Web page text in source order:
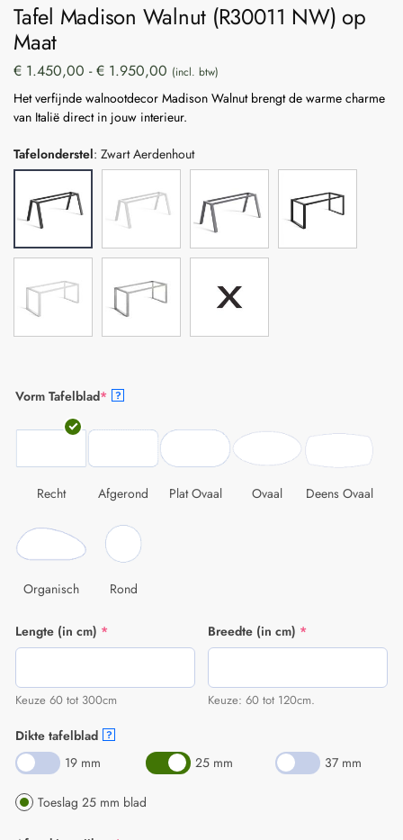
Tafel Madison Walnut (R30011 NW) op
Maat
€ 1.450,00 - € 1.950,00 (incl. btw)
Het verfijnde walnootdecor Madison Walnut brengt de warme charme
van Italië direct in jouw interieur.
Tafelonderstel: Zwart Aerdenhout
Vorm Tafelblad* ?
Recht Afgerond Plat Ovaal Ovaal Deens Ovaal
Organisch Rond
Lengte (in cm) *
Keuze 60 tot 300cm
Breedte (in cm) *
Keuze: 60 tot 120cm.
Dikte tafelblad ?
19 mm 25 mm 37 mm
Toeslag 25 mm blad